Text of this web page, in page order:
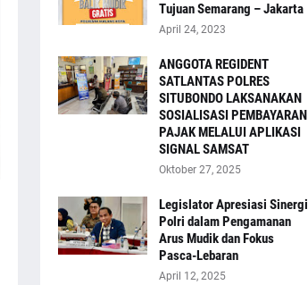
Tujuan Semarang – Jakarta
April 24, 2023
ANGGOTA REGIDENT
SATLANTAS POLRES
SITUBONDO LAKSANAKAN
SOSIALISASI PEMBAYARAN
PAJAK MELALUI APLIKASI
SIGNAL SAMSAT
Oktober 27, 2025
Legislator Apresiasi Sinergi
Polri dalam Pengamanan
Arus Mudik dan Fokus
Pasca-Lebaran
April 12, 2025